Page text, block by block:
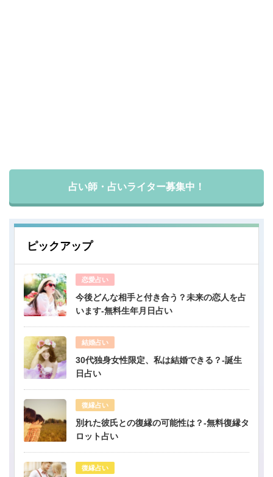
占い師・占いライター募集中！
ピックアップ
恋愛占い
今後どんな相手と付き合う？未来の恋人を占
います-無料生年月日占い
結婚占い
30代独身女性限定、私は結婚できる？-誕生
日占い
復縁占い
別れた彼氏との復縁の可能性は？-無料復縁タ
ロット占い
復縁占い